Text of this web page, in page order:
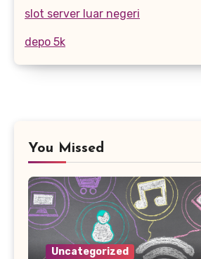
slot server luar negeri
depo 5k
You Missed
Uncategorized